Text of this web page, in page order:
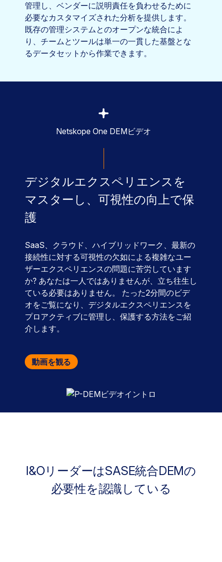
管理し、ベンダーに説明責任を負わせるために
必要なカスタマイズされた分析を提供します。
既存の管理システムとのオープンな統合によ
り、チームとツールは単一の一貫した基盤とな
るデータセットから作業できます。
Netskope One DEMビデオ
デジタルエクスペリエンスを
マスターし、可視性の向上で保
護
SaaS、クラウド、ハイブリッドワーク、最新の
接続性に対する可視性の欠如による複雑なユー
ザーエクスペリエンスの問題に苦労しています
か? あなたは一人ではありませんが、立ち往生し
ている必要はありません。 たった2分間のビデ
オをご覧になり、デジタルエクスペリエンスを
プロアクティブに管理し、保護する方法をご紹
介します。
動画を観る
I&OリーダーはSASE統合DEMの
必要性を認識している